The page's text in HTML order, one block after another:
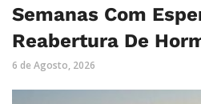
Semanas Com
Reabertura De
6 de Agosto, 2026